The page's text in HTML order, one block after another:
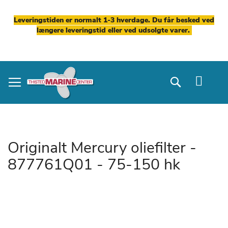
Leveringstiden er normalt 1-3 hverdage. Du får besked ved
længere leveringstid eller ved udsolgte varer.
to
Content
Search
Originalt Mercury oliefilter -
877761Q01 - 75-150 hk